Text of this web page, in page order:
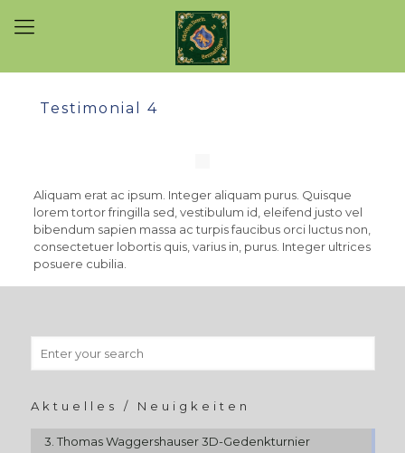
Testimonial 4
Aliquam erat ac ipsum. Integer aliquam purus. Quisque
lorem tortor fringilla sed, vestibulum id, eleifend justo vel
bibendum sapien massa ac turpis faucibus orci luctus non,
consectetuer lobortis quis, varius in, purus. Integer ultrices
posuere cubilia.
Aktuelles / Neuigkeiten
3. Thomas Waggershauser 3D-Gedenkturnier